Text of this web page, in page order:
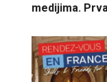
medijima.